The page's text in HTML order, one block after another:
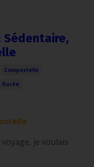
Sédentaire,
Compostelle
Durée
je voulais